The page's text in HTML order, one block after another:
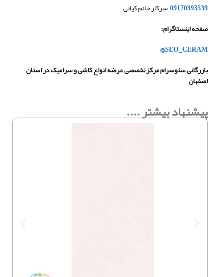
09170393539سرکار خانم کیانی
صفحه اینستاگرام:
@SEO_CERAM
بازرگانی سئوسرام مرکز تخصصی عرضه انواع کاشی و سرامیک در استان
اصفهان
پیشنهاد بیشتر ....